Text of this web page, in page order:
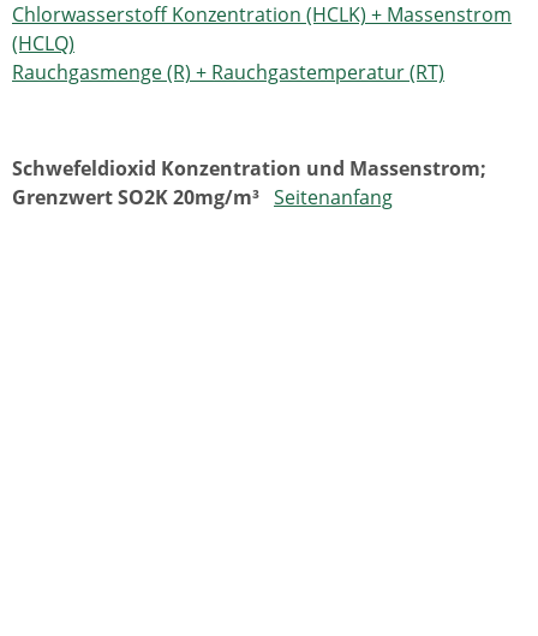
Chlorwasserstoff Konzentration (HCLK) + Massenstrom
(HCLQ)
Rauchgasmenge (R) + Rauchgastemperatur (RT)
Schwefeldioxid Konzentration und Massenstrom;
Grenzwert SO2K 20mg/m³ Seitenanfang